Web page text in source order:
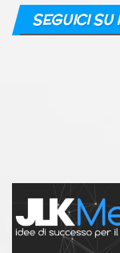
SEGUICI